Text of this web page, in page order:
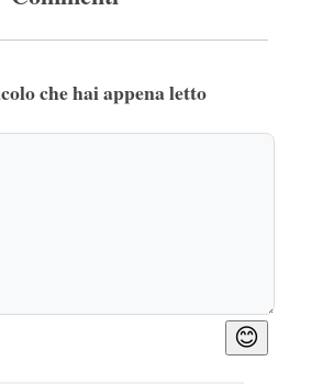
che hai appena letto
😊